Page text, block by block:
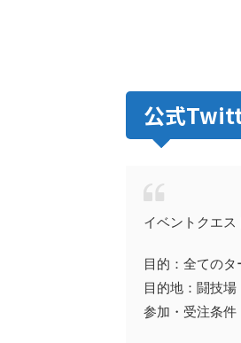
公式
イベントクエ
目的：全ての
目的地：闘技場
参加・受注条件